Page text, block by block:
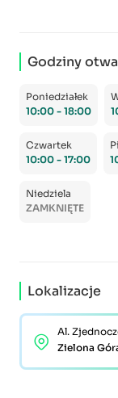
Godziny
Poniedziałek
10:00 - 18:00
Czwartek
10:00 - 17:00
Niedziela
ZAMKNIĘTE
Lokalizacje
Al.
Zielona